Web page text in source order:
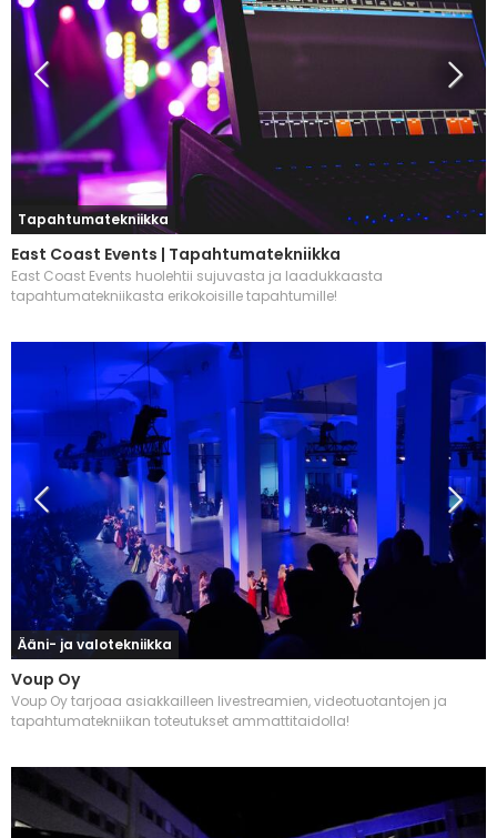
Tapahtumatekniikka
East Coast Events | Tapahtumatekniikka
East Coast Events huolehtii sujuvasta ja laadukkaasta
tapahtumatekniikasta erikokoisille tapahtumille!
Ääni- ja valotekniikka
Voup Oy
Voup Oy tarjoaa asiakkailleen livestreamien, videotuotantojen ja
tapahtumatekniikan toteutukset ammattitaidolla!